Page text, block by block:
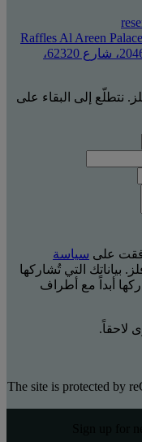
رافلز العرين بالاس البحرين (Raffles Al Areen Palace
Bahrain) ص.ب.75055 مبنى 2046، شارع 62320،
نتطلّع إلى البقاء على
على سياسة
بياناتك التي تُشاركها
أبداً مع أطراف
لاحقاً.
The site is protected by